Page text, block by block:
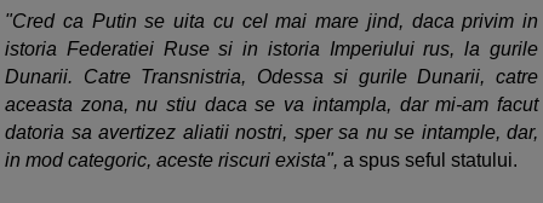
"Cred ca Putin se uita cu cel mai mare jind, daca privim in
istoria Federatiei Ruse si in istoria Imperiului rus, la gurile
Dunarii. Catre Transnistria, Odessa si gurile Dunarii, catre
aceasta zona, nu stiu daca se va intampla, dar mi-am facut
datoria sa avertizez aliatii nostri, sper sa nu se intample, dar,
in mod categoric, aceste riscuri exista", a spus seful statului.